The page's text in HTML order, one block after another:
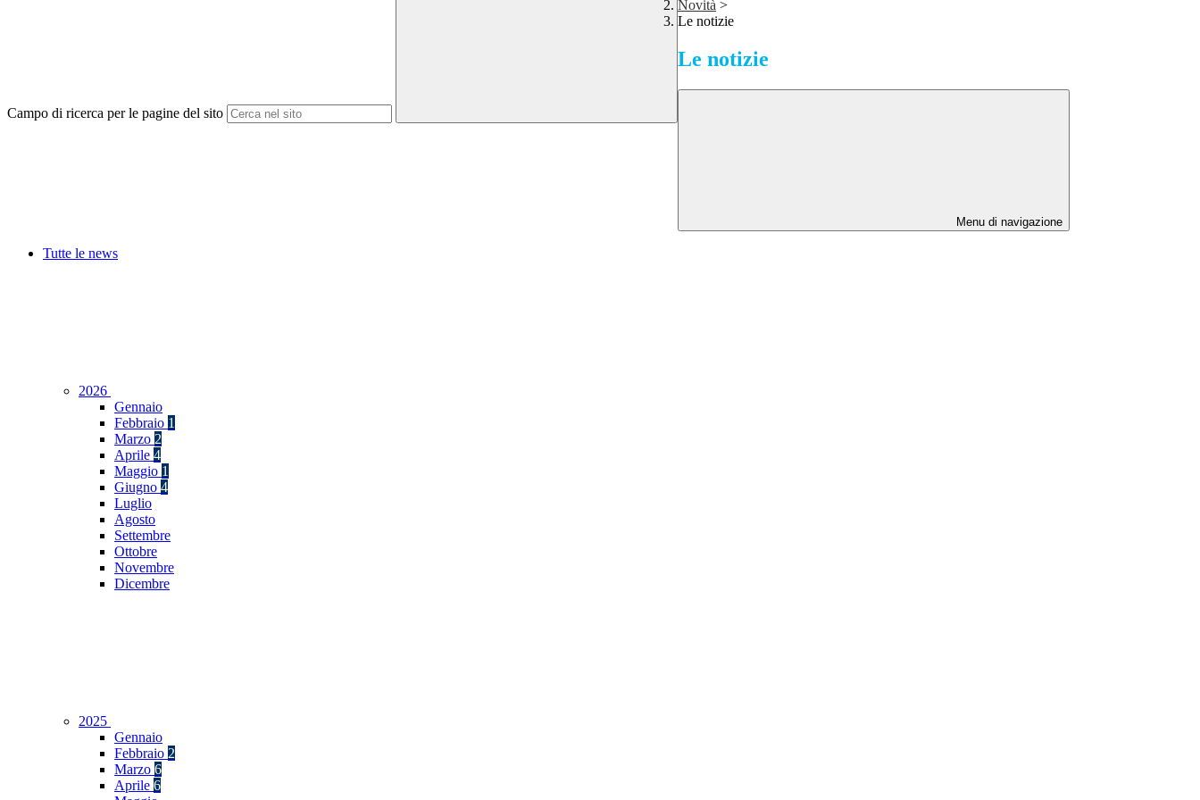
Campo di ricerca per le pagine del sito
Novità >
Le notizie
Le notizie
Menu di navigazione
Tutte le news
2026
Gennaio
Febbraio 1
Marzo 2
Aprile 4
Maggio 1
Giugno 4
Luglio
Agosto
Settembre
Ottobre
Novembre
Dicembre
2025
Gennaio
Febbraio 2
Marzo 6
Aprile 6